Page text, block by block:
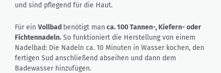
und sind pflegend für die Haut.
Für ein Vollbad benötigt man ca. 100 Tannen-, Kiefern- oder
Fichtennadeln. So funktioniert die Herstellung von einem
Nadelbad: Die Nadeln ca. 10 Minuten in Wasser kochen, den
fertigen Sud anschließend abseihen und dann dem
Badewasser hinzufügen.